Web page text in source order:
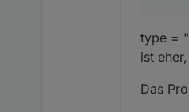
type =
ist
Das